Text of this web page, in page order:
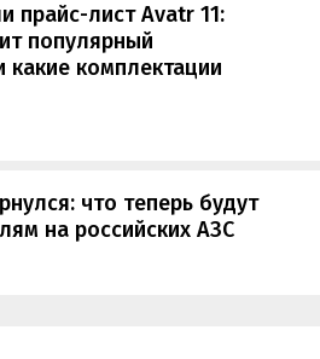
прайс-лист Avatr 11:
популярный
какие комплектации
что теперь будут
на российских АЗС